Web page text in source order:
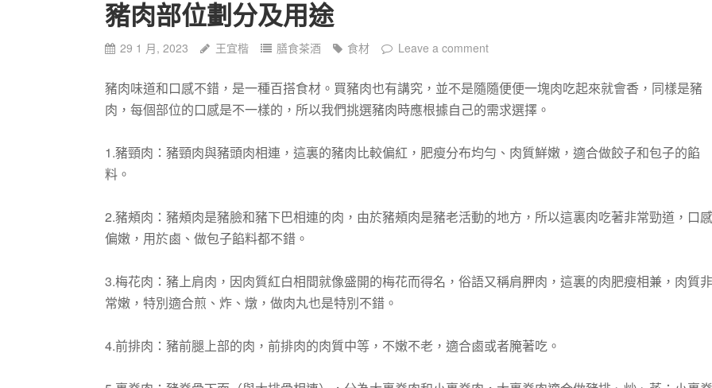
豬肉部位劃分及用途
29 1 月, 2023 王宜楷 膳食茶酒 食材 Leave a comment
豬肉味道和口感不錯，是一種百搭食材。買豬肉也有講究，並不是隨隨便便一塊肉吃起來就會香，同樣是豬
肉，每個部位的口感是不一樣的，所以我們挑選豬肉時應根據自己的需求選擇。
1.豬頸肉：豬頸肉與豬頭肉相連，這裏的豬肉比較偏紅，肥瘦分布均勻、肉質鮮嫩，適合做餃子和包子的餡
料。
2.豬頰肉：豬頰肉是豬臉和豬下巴相連的肉，由於豬頰肉是豬老活動的地方，所以這裏肉吃著非常勁道，口感
偏嫩，用於鹵、做包子餡料都不錯。
3.梅花肉：豬上肩肉，因肉質紅白相間就像盛開的梅花而得名，俗語又稱肩胛肉，這裏的肉肥瘦相兼，肉質非
常嫩，特別適合煎、炸、燉，做肉丸也是特別不錯。
4.前排肉：豬前腿上部的肉，前排肉的肉質中等，不嫩不老，適合鹵或者腌著吃。